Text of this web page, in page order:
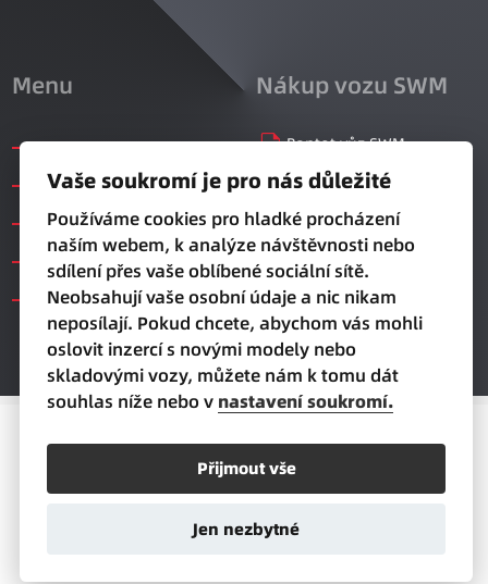
Menu
Modely SWM
Vozy ihned k odběru
Servis
Značka SWM Motors
Kontakt
Nákup vozu SWM
descriptionPoptat vůz SWM
directions_carNabídka vozů
swap_driving_apps_wheel
contacts Kontaktní formulář
SWM MOTORS Česká republika
Ochrana osobních údajů
Nastavení cookies
Comin.cz\\ Lead management
Vaše soukromí je pro nás důležité
Používáme cookies pro hladké procházení
naším webem, k analýze návštěvnosti nebo
sdílení přes vaše oblíbené sociální sítě.
Neobsahují vaše osobní údaje a nic nikam
neposílají. Pokud chcete, abychom vás mohli
oslovit inzercí s novými modely nebo
skladovými vozy, můžete nám k tomu dát
souhlas níže nebo v nastavení soukromí.
Přijmout vše
Jen nezbytné